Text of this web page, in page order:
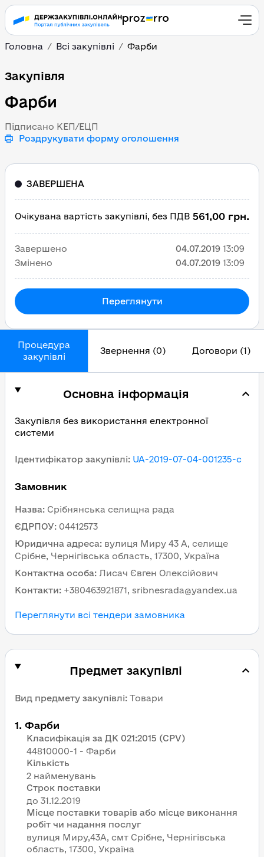
Головна Всі закупівлі Фарби
Фарби
Закупівля
Фарби
Підписано КЕП/ЕЦП
Роздрукувати форму оголошення
Процедура
закупівлі
Звернення (0) Договори (1)
Основна інформація
Закупівля без використання електронної
системи
Ідентифікатор закупівлі: UA-2019-07-04-001235-c
Замовник
Назва: Cрібнянська селищна рада
ЄДРПОУ: 04412573
Юридична адреса: вулиця Миру 43 А, селище
Срібне, Чернігівська область, 17300, Україна
Контактна особа: Лисач Євген Олексійович
Контакти: +380463921871, sribnesrada@yandex.ua
Переглянути всі тендери замовника
Предмет закупівлі
Вид предмету закупівлі: Товари
1. Фарби
Класифікація за ДК 021:2015 (CPV)
44810000-1 - Фарби
Кількість
2 найменувань
Строк поставки
Місце поставки товарів або місце виконання
робіт чи надання послуг
вулиця Миру,43А, смт Срібне, Чернігівська
область, 17300, Україна
ЗАВЕРШЕНА
Очікувана вартість закупівлі, без ПДВ 561,00 грн.
Завершено 04.07.2019 13:09
Змінено
04.07.2019 13:09
Переглянути